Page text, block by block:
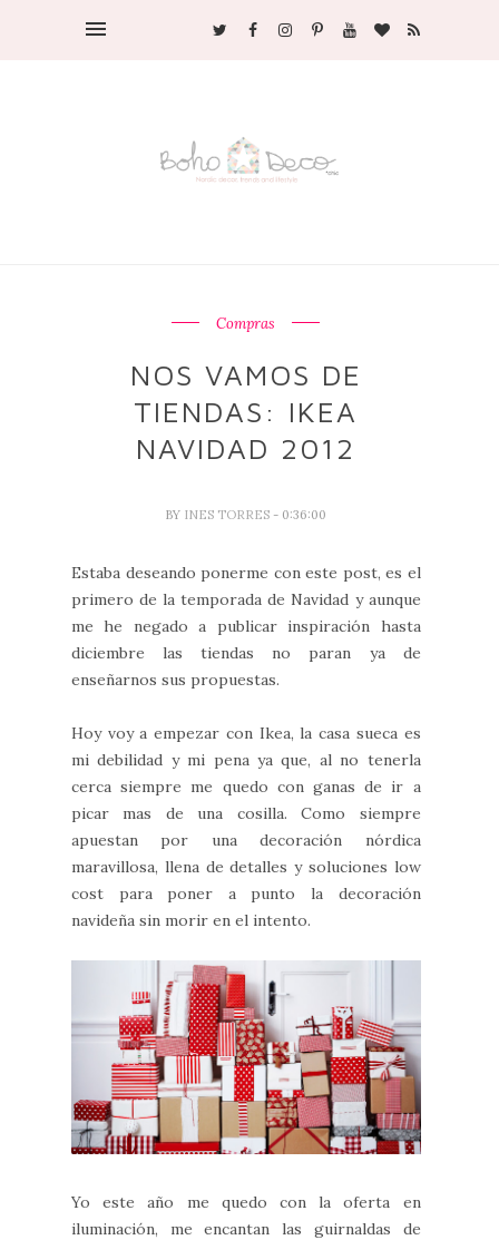
Compras
NOS VAMOS DE
TIENDAS: IKEA
NAVIDAD 2012
BY INES TORRES - 0:36:00
Estaba deseando ponerme con este post, es el
primero de la temporada de Navidad y aunque
me he negado a publicar inspiración hasta
diciembre las tiendas no paran ya de
enseñarnos sus propuestas.
Hoy voy a empezar con Ikea, la casa sueca es
mi debilidad y mi pena ya que, al no tenerla
cerca siempre me quedo con ganas de ir a
picar mas de una cosilla. Como siempre
apuestan por una decoración nórdica
maravillosa, llena de detalles y soluciones low
cost para poner a punto la decoración
navideña sin morir en el intento.
Yo este año me quedo con la oferta en
iluminación, me encantan las guirnaldas de